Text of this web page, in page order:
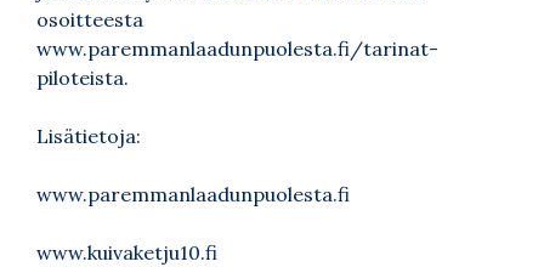
osoitteesta
www.paremmanlaadunpuolesta.fi/tarinat-
piloteista.
Lisätietoja:
www.paremmanlaadunpuolesta.fi
www.kuivaketju10.fi